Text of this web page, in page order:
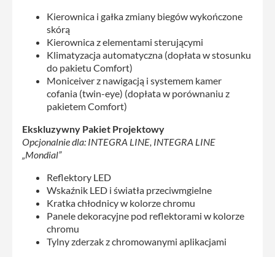
Kierownica i gałka zmiany biegów wykończone
skórą
Kierownica z elementami sterującymi
Klimatyzacja automatyczna (dopłata w stosunku
do pakietu Comfort)
Moniceiver z nawigacją i systemem kamer
cofania (twin-eye) (dopłata w porównaniu z
pakietem Comfort)
Ekskluzywny Pakiet Projektowy
Opcjonalnie dla: INTEGRA LINE, INTEGRA LINE
„Mondial”
Reflektory LED
Wskaźnik LED i światła przeciwmgielne
Kratka chłodnicy w kolorze chromu
Panele dekoracyjne pod reflektorami w kolorze
chromu
Tylny zderzak z chromowanymi aplikacjami